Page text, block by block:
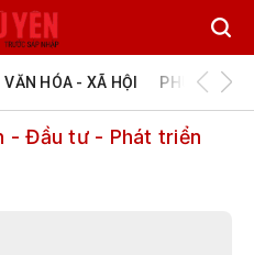
VĂN HÓA - XÃ HỘI PHÚ YÊN -
- Đầu tư - Phát triển